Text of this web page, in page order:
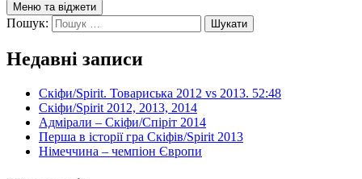
Меню та віджети
Пошук:
Недавні записи
Скіфи/Spirit. Товариська 2012 vs 2013. 52:48
Скіфи/Spirit 2012, 2013, 2014
Адмірали – Скіфи/Спіріт 2014
Перша в історії гра Скіфів/Spirit 2013
Німеччина – чемпіон Європи